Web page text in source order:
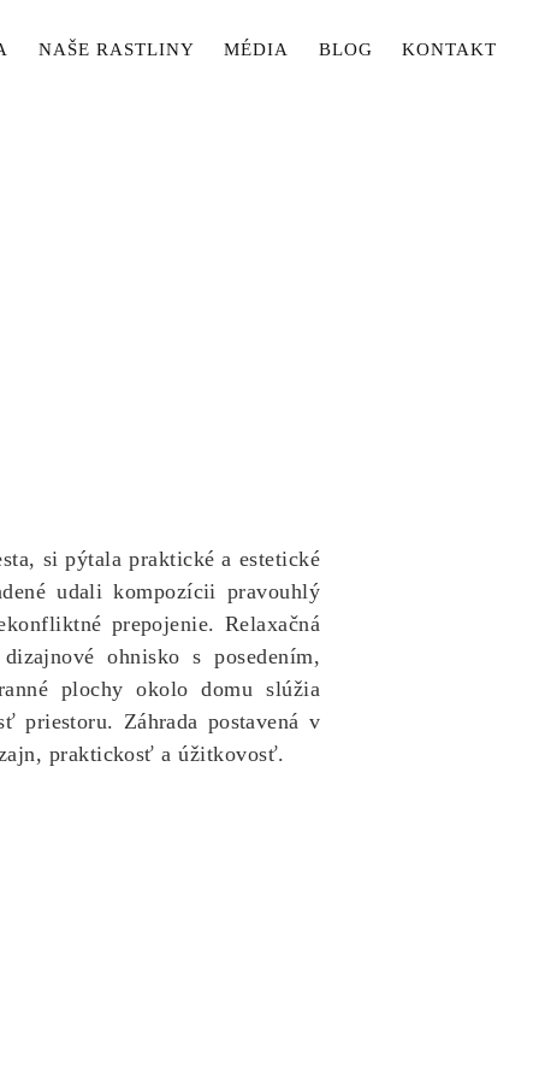
NAŠE RASTLINY MÉDIA BLOG KONTAKT
si pýtala praktické a estetické
udali kompozícii pravouhlý
prepojenie. Relaxačná
ohnisko s posedením,
plochy okolo domu slúžia
priestoru. Záhrada postavená v
praktickosť a úžitkovosť.